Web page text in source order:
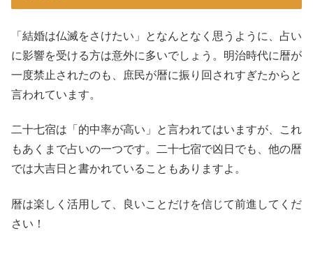
「結婚は仏滅をさけたい」となんとなく思うように、占い
に影響を受ける方は意外に多いでしょう。明治時代に暦が
一度禁止されたのも、庶民が暦に振り回されすぎたからと
言われています。
二十七宿は「的中率が高い」と言われてはいますが、これ
もあくまで占いの一つです。二十七宿で凶日でも、他の暦
では大吉日と書かれていることもありますよ。
暦は楽しく活用して、良いことだけを信じて前進してくだ
さい！